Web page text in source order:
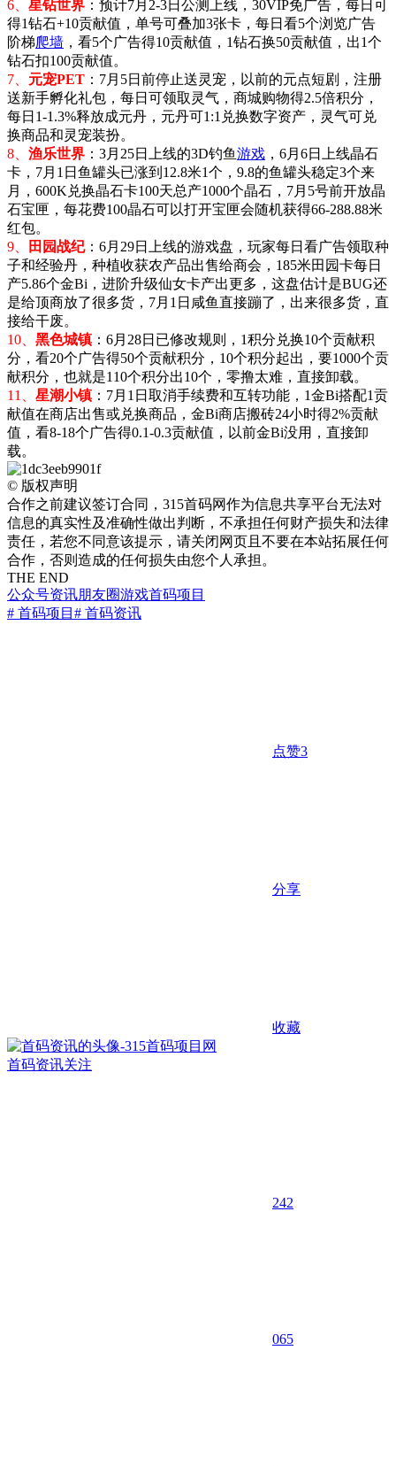
6、 星钻世界 ：预计7月2-3日公测上线，30VIP免广告，每日可
得1钻石+10贡献值，单号可叠加3张卡，每日看5个浏览广告
阶梯爬墙 ，看5个广告得10贡献值，1钻石换50贡献值，出1个
钻石扣100贡献值。
7、 元宠PET ：7月5日前停止送灵宠，以前的元点短剧，注册
送新手孵化礼包，每日可领取灵气，商城购物得2.5倍积分，
每日1-1.3%释放成元丹，元丹可1:1兑换数字资产，灵气可兑
换商品和灵宠装扮。
8、 渔乐世界 ：3月25日上线的3D钓鱼游戏 ，6月6日上线晶石
卡，7月1日鱼罐头已涨到12.8米1个，9.8的鱼罐头稳定3个来
月，600K兑换晶石卡100天总产1000个晶石，7月5号前开放晶
石宝匣，每花费100晶石可以打开宝匣会随机获得66-288.88米
红包。
9、
田园战纪：6月29日上线的游戏盘， 玩家每日看广告领取种
子和经验丹，种植收获农产品出售给商会，185米田园卡每日
产5.86个金Bi，进阶升级仙女卡产出更多，这盘估计是BUG还
是给顶商放了很多货，7月1日咸鱼直接蹦了，出来很多货，直
接给干废。
10、 黑色城镇 ：6月28日已修改规则，1积分兑换10个贡献积
分，看20个广告得50个贡献积分，10个积分起出，要1000个贡
献积分，也就是110个积分出10个，零撸太难，直接卸载。
11、 星潮小镇 ：7月1日取消手续费和互转功能，1金Bi搭配1贡
献值在商店出售或兑换商品，金Bi商店搬砖24小时得2%贡献
值，看8-18个广告得0.1-0.3贡献值，以前金Bi没用，直接卸
载。
© 版权声明
合作之前建议签订合同，315首码网作为信息共享平台无法对
信息的真实性及准确性做出判断，不承担任何财产损失和法律
责任，若您不同意该提示，请关闭网页且不要在本站拓展任何
合作，否则造成的任何损失由您个人承担。
THE END
公众号资讯朋友圈游戏首码项目
# 首码项目 # 首码资讯
点赞3
分享
收藏
首码资讯关注
242
065